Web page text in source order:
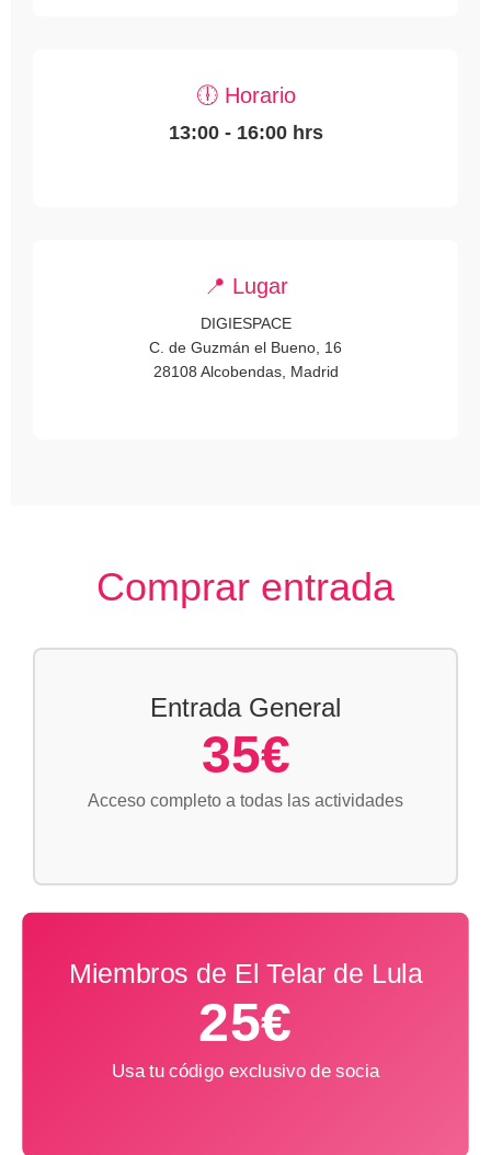
🕕 Horario
13:00 - 16:00 hrs
📍 Lugar
DIGIESPACE
C. de Guzmán el Bueno, 16
28108 Alcobendas, Madrid
Comprar entrada
Entrada General
35€
Acceso completo a todas las actividades
Miembros de El Telar de Lula
25€
Usa tu código exclusivo de socia